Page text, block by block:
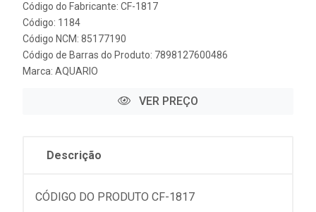
Código do Fabricante: CF-1817
Código: 1184
Código NCM: 85177190
Código de Barras do Produto: 7898127600486
Marca: AQUARIO
VER PREÇO
Descrição
CÓDIGO DO PRODUTO CF-1817